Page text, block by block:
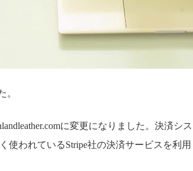
。
に変更になりました。決済シ
使われているStripe社の決済サービスを利用